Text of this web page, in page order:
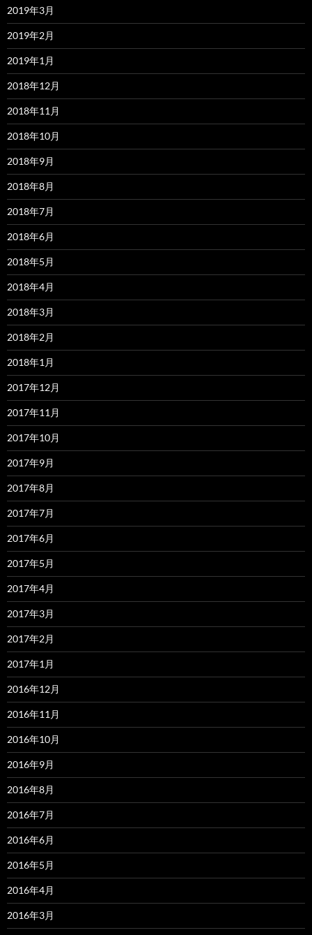
2019年3月
2019年2月
2019年1月
2018年12月
2018年11月
2018年10月
2018年9月
2018年8月
2018年7月
2018年6月
2018年5月
2018年4月
2018年3月
2018年2月
2018年1月
2017年12月
2017年11月
2017年10月
2017年9月
2017年8月
2017年7月
2017年6月
2017年5月
2017年4月
2017年3月
2017年2月
2017年1月
2016年12月
2016年11月
2016年10月
2016年9月
2016年8月
2016年7月
2016年6月
2016年5月
2016年4月
2016年3月